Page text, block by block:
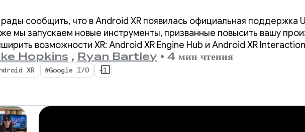
сообщить, что в Android XR появилась официальная поддержка
мы запускаем новые инструменты, призванные повысить вашу
возможности XR: Android XR Engine Hub и Android XR
Hopkins , Ryan Bartley • 4 мин чтения
XR #Google I/O +1